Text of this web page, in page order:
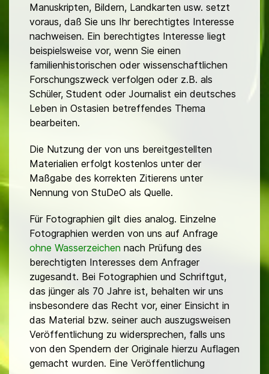
Manuskripten, Bildern, Landkarten usw. setzt
voraus, daß Sie uns Ihr berechtigtes Interesse
nachweisen. Ein berechtigtes Interesse liegt
beispielsweise vor, wenn Sie einen
familienhistorischen oder wissenschaftlichen
Forschungszweck verfolgen oder z.B. als
Schüler, Student oder Journalist ein deutsches
Leben in Ostasien betreffendes Thema
bearbeiten.
Die Nutzung der von uns bereitgestellten
Materialien erfolgt kostenlos unter der
Maßgabe des korrekten Zitierens unter
Nennung von StuDeO als Quelle.
Für Fotographien gilt dies analog. Einzelne
Fotographien werden von uns auf Anfrage
ohne Wasserzeichen nach Prüfung des
berechtigten Interesses dem Anfrager
zugesandt. Bei Fotographien und Schriftgut,
das jünger als 70 Jahre ist, behalten wir uns
insbesondere das Recht vor, einer Einsicht in
das Material bzw. seiner auch auszugsweisen
Veröffentlichung zu widersprechen, falls uns
von den Spendern der Originale hierzu Auflagen
gemacht wurden. Eine Veröffentlichung